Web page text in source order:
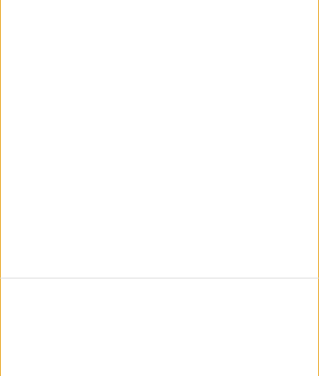
Visão Visão Se7e